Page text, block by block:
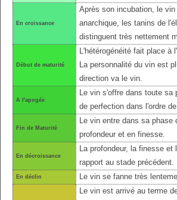
En croissance
Après son incubation, le
anarchique, les tanins de
distinguent très nettement
Début de maturité
L'hétérogénéité fait place à
La personnalité du vin est
direction va le vin.
A l'apogée
Le vin s'offre dans toute sa
de perfection dans l'ordre
Fin de Maturité
Le vin entre dans sa
profondeur et en finesse.
En décroissance
La profondeur, la finesse
rapport au stade précédent.
En déclin Le vin se fanne très
Le vin est arrivé au terme